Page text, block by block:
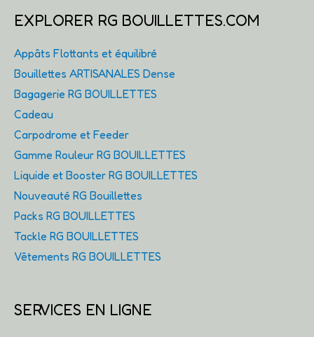
EXPLORER RG BOUILLETTES.COM
Appâts Flottants et équilibré
Bouillettes ARTISANALES Dense
Bagagerie RG BOUILLETTES
Cadeau
Carpodrome et Feeder
Gamme Rouleur RG BOUILLETTES
Liquide et Booster RG BOUILLETTES
Nouveauté RG Bouillettes
Packs RG BOUILLETTES
Tackle RG BOUILLETTES
Vêtements RG BOUILLETTES
SERVICES EN LIGNE